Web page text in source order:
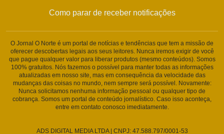
Como parar de receber notificações
O Jornal O Norte é um portal de notícias e tendências que tem a missão de
oferecer descobertas legais aos seus leitores. Nunca iremos exigir de você
que pague qualquer valor para liberar produtos (mesmo conteúdos). Somos
100% gratuitos. Nós fazemos o possível para manter todas as informações
atualizadas em nosso site, mas em consequência da velocidade das
mudanças das coisas no mundo, nem sempre será possível. Novamente:
Nunca solicitamos nenhuma informação pessoal ou qualquer tipo de
cobrança. Somos um portal de conteúdo jornalístico. Caso isso aconteça,
entre em contato conosco imediatamente.
ADS DIGITAL MEDIA LTDA | CNPJ: 47.588.797/0001-53